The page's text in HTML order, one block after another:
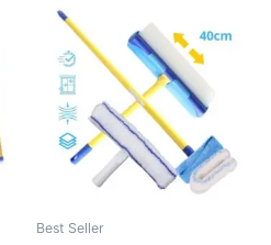
Best Seller
prodotto
ha
più
varianti.
Le
opzioni
possono